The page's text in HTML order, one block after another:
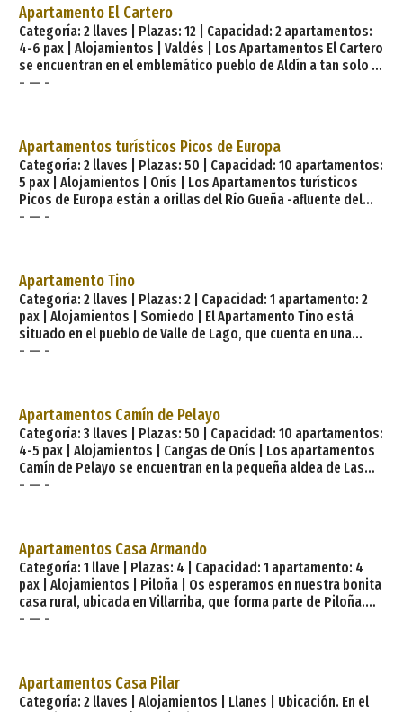
Apartamento El Cartero
Categoría: 2 llaves | Plazas: 12 | Capacidad: 2 apartamentos:
4-6 pax | Alojamientos | Valdés | Los Apartamentos El Cartero
se encuentran en el emblemático pueblo de Aldín a tan solo 2
Km. de Luarca capital del concejo de Valdés, situado en la
parque infantil, recepción y parking. Apartamento 1. Los
Apartamentos El Cartero cuentan con dos
- — -
Apartamentos turísticos Picos de Europa
Categoría: 2 llaves | Plazas: 50 | Capacidad: 10 apartamentos:
5 pax | Alojamientos | Onís | Los Apartamentos turísticos
Picos de Europa están a orillas del Río Gueña -afluente del
Sella-rodeados de bosques, al pie de la ladera norte del
Picos de Europa están totalmente equipados, en un entorno
natural y tranquilo. Son 10 apartamentos iguales c
- — -
Apartamento Tino
Categoría: 2 llaves | Plazas: 2 | Capacidad: 1 apartamento: 2
pax | Alojamientos | Somiedo | El Apartamento Tino está
situado en el pueblo de Valle de Lago, que cuenta en una
población de 124 habitantes, a 1.200 metros de altitud,
alguno casos, superan los 2.000 metros de altitud. El
apartamento consta de un salón- cocina completamente
equipada y con una chimenea de le&
- — -
Apartamentos Camín de Pelayo
Categoría: 3 llaves | Plazas: 50 | Capacidad: 10 apartamentos:
4-5 pax | Alojamientos | Cangas de Onís | Los apartamentos
Camín de Pelayo se encuentran en la pequeña aldea de Las
Rozas, a 4 km de Cangas de Onís (capital del concejo o
la arquitectura tradicional. Los 10 apartamentos, todos de
planta baja, se articulan en torno a un gran
- — -
Apartamentos Casa Armando
Categoría: 1 llave | Plazas: 4 | Capacidad: 1 apartamento: 4
pax | Alojamientos | Piloña | Os esperamos en nuestra bonita
casa rural, ubicada en Villarriba, que forma parte de Piloña.
Cuenta con espacio para 4 personas, que podréis dormir en
diferentes estancias. Alrededor hay una amplia zona natural,
con praderas y muchos árboles. Podréis
- — -
Apartamentos Casa Pilar
Categoría: 2 llaves | Alojamientos | Llanes | Ubicación. En el